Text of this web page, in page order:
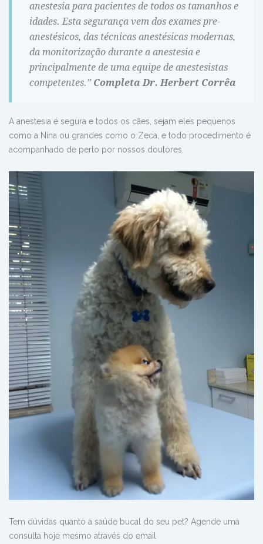
anestesia para pacientes de todos os tamanhos e
idades. Esta segurança vem dos exames pre-
anestésicos, das técnicas anestésicas modernas,
da monitorização durante a anestesia e
principalmente de uma equipe de anestesistas
competentes.” Completa Dr. Herbert Corrêa
A anestesia é segura e todos os cães, sejam eles pequenos
como a Nina ou grandes como o Zeca, e todo procedimento é
acompanhado de perto por nossos doutores.
Tem dúvidas quanto a saúde bucal do seu pet? Agende uma
consulta hoje mesmo através do email